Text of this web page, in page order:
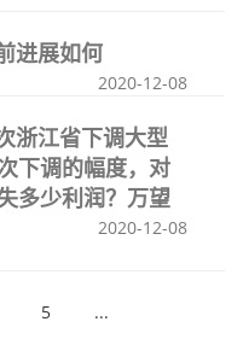
进展如何
2020-12-08
浙江省下调大型
下调的幅度，对
多少利润？万望
2020-12-08
5 ...